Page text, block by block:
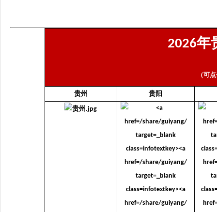
2026年
（可
贵州 贵阳